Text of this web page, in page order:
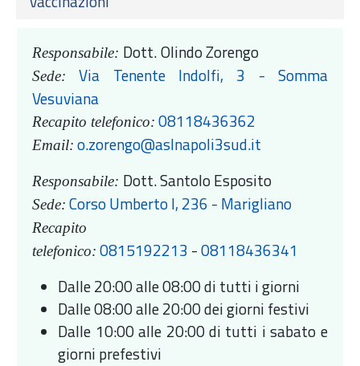
Responsabile: Dott.Olindo Zorengo
Sede:
Via Tenente Indolfi, 3 - Somma
Vesuviana
Recapito telefonico: 08118436362
Email: o.zorengo@aslnapoli3sud.it
Responsabile: Dott. Santolo Esposito
Sede: Corso Umberto I, 236 - Marigliano
Recapito
telefonico: 0815192213 -08118436341
Dalle 20:00 alle 08:00 di tutti i giorni
Dalle 08:00 alle 20:00 dei giorni festivi
Dalle 10:00 alle 20:00 di tutti i sabato e
giorni prefestivi